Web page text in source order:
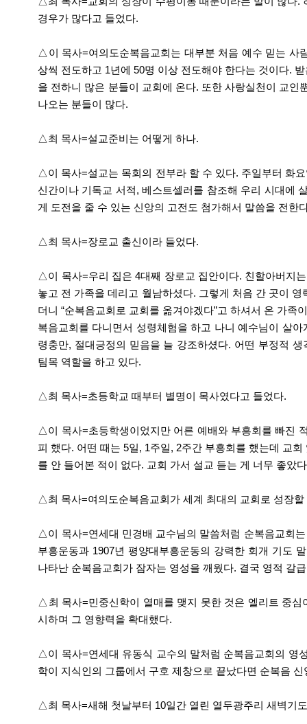
경우가 많다고 들었다.
△이 목사=여의도순복음교회는 대부분 처음 예수 믿는 사
상씩 전도하고 1년에 50명 이상 전도해야 한다는 것이다.
을 전하니 많은 분들이 교회에 온다. 또한 사랑실천이 교
나오는 분들이 많다.
△최 목사=설교준비는 어떻게 하나.
△이 목사=설교는 목회의 전부라 할 수 있다. 주일부터 화
신간이나 기독교 서적, 베스트셀러를 참조해 우리 시대에
게 도전을 줄 수 있는 신앙의 고전도 첨가해서 말씀을 전한
△최 목사=장로교 출신이라 들었다.
△이 목사=우리 집은 4대째 장로교 집안이다. 친할아버지
놓고 전 가족을 데리고 월남하셨다. 그렇게 처음 간 곳이
더니 “순복음교회로 교회를 옮겨야겠다”고 하셔서 온 가
복음교회를 다니면서 성령체험을 하고 나니 예수님이 살
령충만, 절대긍정의 믿음을 늘 강조하셨다. 어떤 부정적
팀목 역할을 하고 있다.
△최 목사=초등학교 때부터 별명이 목사였다고 들었다.
△이 목사=초등학생이었지만 어른 예배와 부흥회를 빠진
피 했다. 어떤 때는 5일, 1주일, 2주간 부흥회를 했는데 교
를 안 들어본 적이 없다. 교회 가서 설교 듣는 게 너무 좋았
△최 목사=여의도순복음교회가 세계 최대의 교회로 성장할
△이 목사=연세대 민경배 교수님의 말씀처럼 순복음교회
부흥운동과 1907년 평양대부흥운동의 강력한 회개 기도
나타난 순복음교회가 잠자는 영성을 깨웠다. 결국 영적 갈
△최 목사=민중신학이 열매를 맺지 못한 것은 엘리트 중
시하며 그 영향력을 확대했다.
△이 목사=연세대 유동식 교수의 말처럼 순복음교회의 영
학이 지식인의 그룹에서 구호 제창으로 끝났다면 순복음
△최 목사=새해 첫날부터 10일간 열린 열두광주리 새벽기